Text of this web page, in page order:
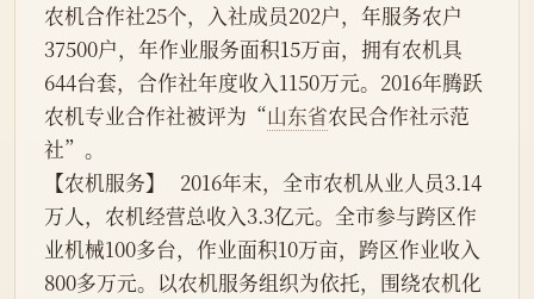
农机合作社25个，入社成员202户，年服务农户
37500户，年作业服务面积15万亩，拥有农机具
644台套，合作社年度收入1150万元。2016年腾跃
农机专业合作社被评为“山东省农民合作社示范
社”。
【农机服务】   2016年末，全市农机从业人员3.14
万人，农机经营总收入3.3亿元。全市参与跨区作
业机械100多台，作业面积10万亩，跨区作业收入
800多万元。以农机服务组织为依托，围绕农机化